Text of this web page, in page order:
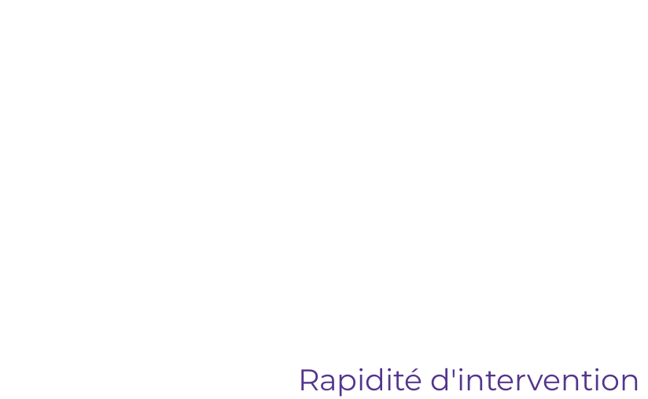
Rapidité d'intervention